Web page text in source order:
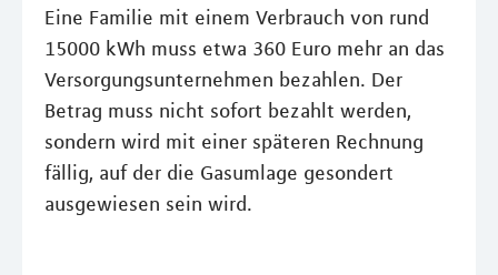
Eine Familie mit einem Verbrauch von rund
15000 kWh muss etwa 360 Euro mehr an das
Versorgungsunternehmen bezahlen. Der
Betrag muss nicht sofort bezahlt werden,
sondern wird mit einer späteren Rechnung
fällig, auf der die Gasumlage gesondert
ausgewiesen sein wird.